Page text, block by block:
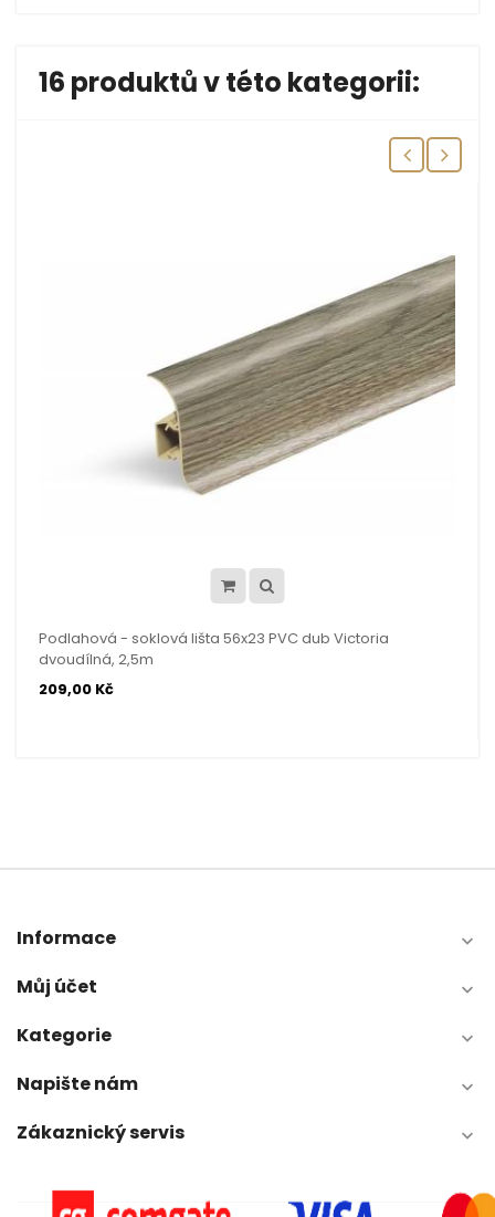
16 produktů v této kategorii:
Podlahová - soklová lišta 56x23 PVC dub Victoria
dvoudílná, 2,5m
209,00 Kč
Informace 
Můj účet 
Kategorie 
Napište nám 
Zákaznický servis 